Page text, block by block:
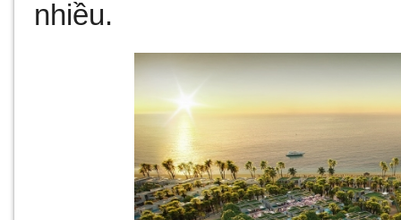
nhiều.